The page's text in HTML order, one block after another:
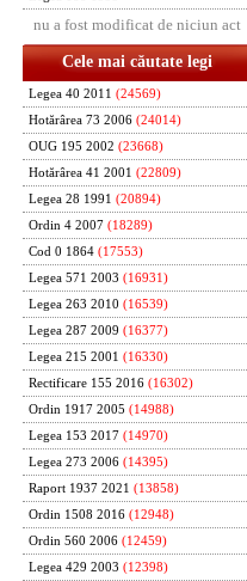
nu a fost modificat de niciun act
Cele mai căutate legi
Legea 40 2011 (24569)
Hotărârea 73 2006 (24014)
OUG 195 2002 (23668)
Hotărârea 41 2001 (22809)
Legea 28 1991 (20894)
Ordin 4 2007 (18289)
Cod 0 1864 (17553)
Legea 571 2003 (16931)
Legea 263 2010 (16539)
Legea 287 2009 (16377)
Legea 215 2001 (16330)
Rectificare 155 2016 (16302)
Ordin 1917 2005 (14988)
Legea 153 2017 (14970)
Legea 273 2006 (14395)
Raport 1937 2021 (13858)
Ordin 1508 2016 (12948)
Ordin 560 2006 (12459)
Legea 429 2003 (12398)